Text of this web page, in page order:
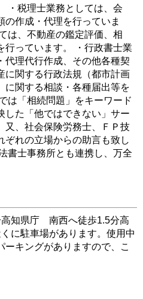
・税理士業務としては、会
作成・代理を行っていま
は、不動産の鑑定評価、相
行っています。 ・行政書士業
代理代行作成、その他各種契
に関する行政法規（都市計画
に関する相談・各種届出等を
は「相続問題」をキーワード
した「他ではできない」サー
又、社会保険労務士、ＦＰ技
ぞれの立場からの助言も致し
書士事務所とも連携し、万全
知県庁 南西へ徒歩1.5分高
に駐車場があります。使用中
キングがありますので、こ